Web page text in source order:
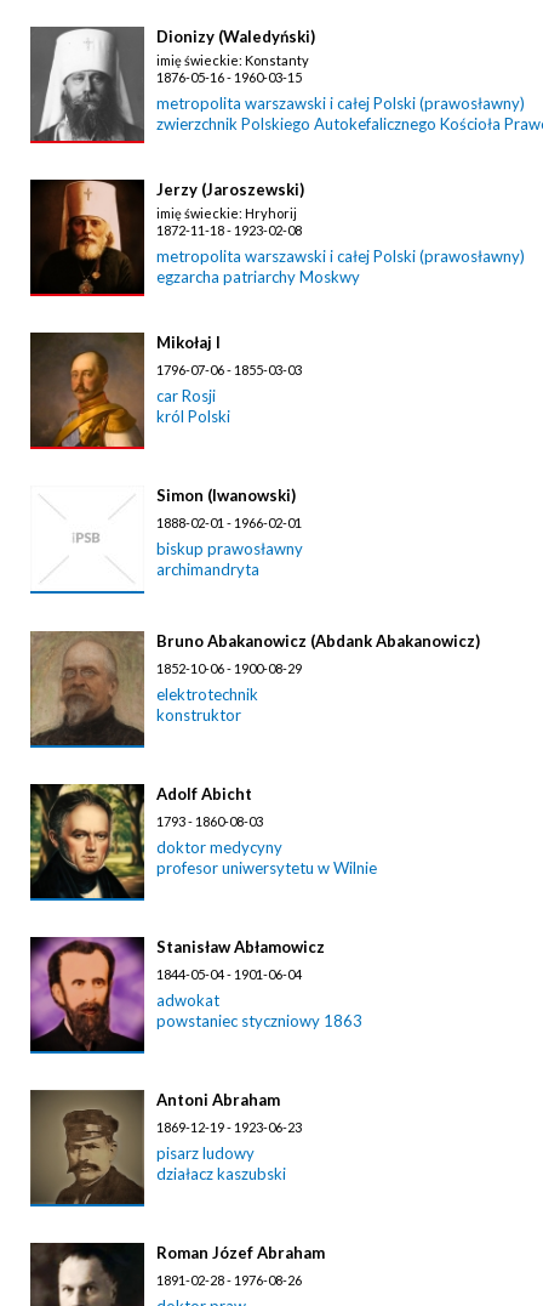
Dionizy (Waledyński)
imię świeckie: Konstanty
1876-05-16 - 1960-03-15
metropolita warszawski i całej Polski (prawosławny)
zwierzchnik Polskiego Autokefalicznego Kościoła
Jerzy (Jaroszewski)
imię świeckie: Hryhorij
1872-11-18 - 1923-02-08
metropolita warszawski i całej Polski (prawosławny)
egzarcha patriarchy Moskwy
Mikołaj I
1796-07-06 - 1855-03-03
car Rosji
król Polski
Simon (Iwanowski)
1888-02-01 - 1966-02-01
biskup prawosławny
archimandryta
Bruno Abakanowicz (Abdank Abakanowicz)
1852-10-06 - 1900-08-29
elektrotechnik
konstruktor
Adolf Abicht
1793 - 1860-08-03
doktor medycyny
profesor uniwersytetu w Wilnie
Stanisław Abłamowicz
1844-05-04 - 1901-06-04
adwokat
powstaniec styczniowy 1863
Antoni Abraham
1869-12-19 - 1923-06-23
pisarz ludowy
działacz kaszubski
Roman Józef Abraham
1891-02-28 - 1976-08-26